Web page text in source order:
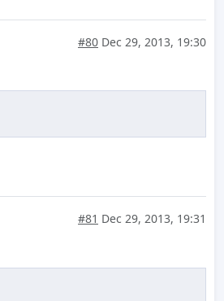
#80 Dec 29, 2013, 19:30
#81 Dec 29, 2013, 19:31